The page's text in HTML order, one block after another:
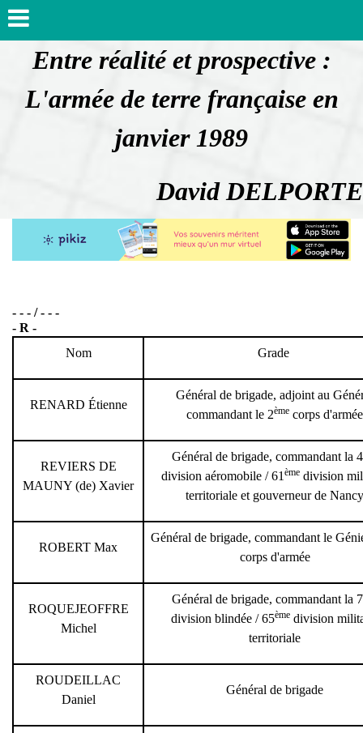
Entre réalité et prospective :
L'armée de terre française en
janvier 1989
David DELPORTE
- - - / - - -
- R -
Nom
Grade
RENARD Étienne
Général de brigade, adjoint au
commandant le 2ème corps d'armée
REVIERS DE
MAUNY (de) Xavier
Général de brigade, commandant la 4
division aéromobile / 61 ème division
territoriale et gouverneur de Nancy
ROBERT Max
Général de brigade, commandant le
corps d'armée
ROQUEJEOFFRE
Michel
Général de brigade, commandant la 7
division blindée / 65ème division
territoriale
ROUDEILLAC
Daniel
Général de brigade